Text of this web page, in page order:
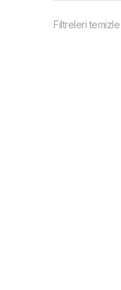
Filtreleri temizle